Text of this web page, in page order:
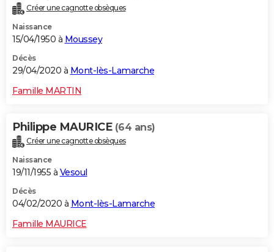
Dictionnaire
Biographies
Citations
Expressions
Proverbes
PROGRAMME TV
COPAINS D'AVANT
S'inscrire
Se connecter
Lycées
Collèges
Primaires
Universités
Entreprises
Service militaire
Avis de recherche
AVIS DE DÉCÈS
Créer une cagnotte obsèques
Naissance
15/04/1950 à Moussey
Décès
29/04/2020 à Mont-lès-Lamarche
Famille MARTIN
Philippe MAURICE (64 ans)
Créer une cagnotte obsèques
Naissance
19/11/1955 à Vesoul
Décès
04/02/2020 à Mont-lès-Lamarche
Famille MAURICE